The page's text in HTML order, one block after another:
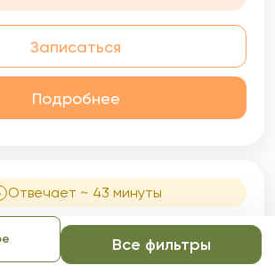
Все фильтры
Записаться
Подробнее
Отвечает ~ 43 минуты